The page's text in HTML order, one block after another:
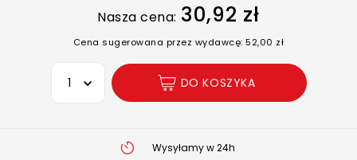
Nasza cena: 30,92 zł
Cena sugerowana przez wydawcę: 52,00 zł
Wybierz opcję
DO KOSZYKA
Wysyłamy w 24h